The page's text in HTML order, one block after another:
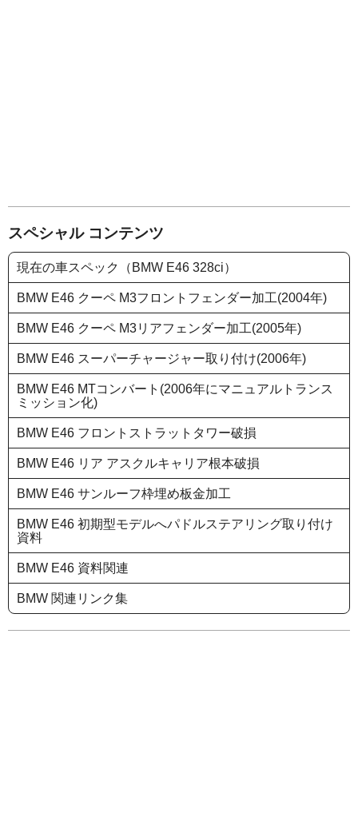
スペシャル コンテンツ
現在の車スペック（BMW E46 328ci）
BMW E46 クーペ M3フロントフェンダー加工(2004年)
BMW E46 クーペ M3リアフェンダー加工(2005年)
BMW E46 スーパーチャージャー取り付け(2006年)
BMW E46 MTコンバート(2006年にマニュアルトランス
ミッション化)
BMW E46 フロントストラットタワー破損
BMW E46 リア アスクルキャリア根本破損
BMW E46 サンルーフ枠埋め板金加工
BMW E46 初期型モデルへパドルステアリング取り付け
資料
BMW E46 資料関連
BMW 関連リンク集